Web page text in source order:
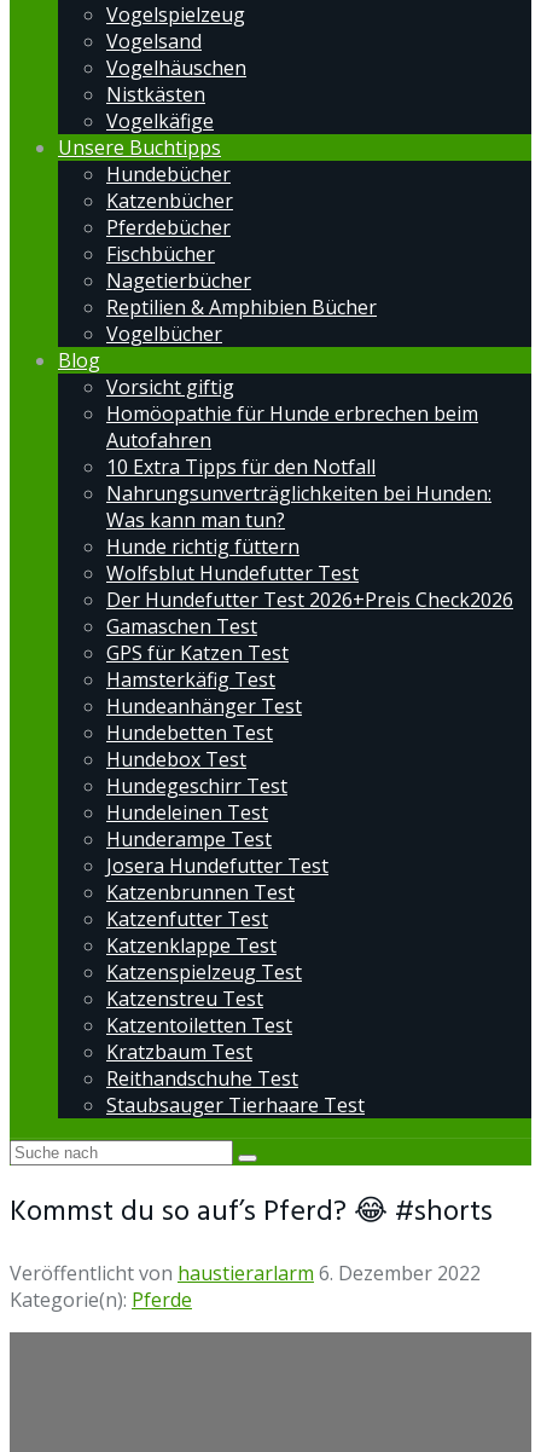
Vogelspielzeug
Vogelsand
Vogelhäuschen
Nistkästen
Vogelkäfige
Unsere Buchtipps
Hundebücher
Katzenbücher
Pferdebücher
Fischbücher
Nagetierbücher
Reptilien & Amphibien Bücher
Vogelbücher
Blog
Vorsicht giftig
Homöopathie für Hunde erbrechen beim
Autofahren
10 Extra Tipps für den Notfall
Nahrungsunverträglichkeiten bei Hunden:
Was kann man tun?
Hunde richtig füttern
Wolfsblut Hundefutter Test
Der Hundefutter Test 2026+Preis Check2026
Gamaschen Test
GPS für Katzen Test
Hamsterkäfig Test
Hundeanhänger Test
Hundebetten Test
Hundebox Test
Hundegeschirr Test
Hundeleinen Test
Hunderampe Test
Josera Hundefutter Test
Katzenbrunnen Test
Katzenfutter Test
Katzenklappe Test
Katzenspielzeug Test
Katzenstreu Test
Katzentoiletten Test
Kratzbaum Test
Reithandschuhe Test
Staubsauger Tierhaare Test
Kommst du so auf’s Pferd? 😂 #shorts
Veröffentlicht von haustierarlarm 6. Dezember 2022
Kategorie(n): Pferde